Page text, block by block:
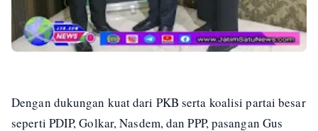
Dengan dukungan kuat dari PKB serta koalisi partai besar
seperti PDIP, Golkar, Nasdem, dan PPP, pasangan Gus